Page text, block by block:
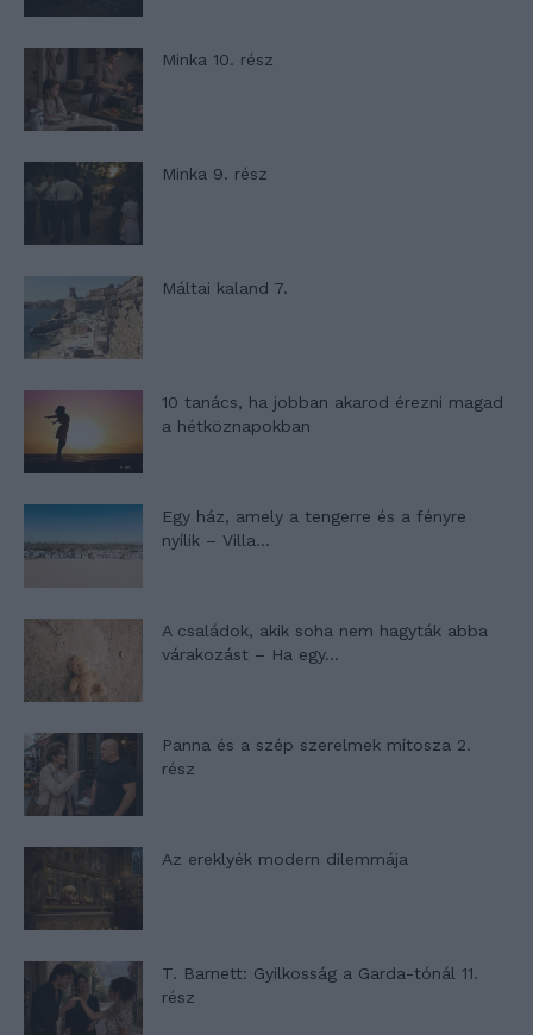
Minka 10. rész
Minka 9. rész
Máltai kaland 7.
10 tanács, ha jobban akarod érezni magad
a hétköznapokban
Egy ház, amely a tengerre és a fényre
nyílik – Villa...
A családok, akik soha nem hagyták abba
várakozást – Ha egy...
Panna és a szép szerelmek mítosza 2.
rész
Az ereklyék modern dilemmája
T. Barnett: Gyilkosság a Garda-tónál 11.
rész